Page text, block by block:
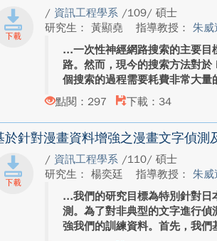
/ 資訊工程學系 /109/ 碩士
研究生： 黃顯堯
指導教授：朱威
一次性神經網路搜索的主要目
路。然而，現今的搜索方法對
個搜索的過程需要耗費非常大量
點閱：297
下載：34
於針對漫畫資料增強之漫畫文字偵測
/ 資訊工程學系 /110/ 碩士
研究生： 楊奕廷
指導教授：朱威
我們的研究目標為特別針對
測。為了對非典型的文字進行
強我們的訓練資料。首先，我們